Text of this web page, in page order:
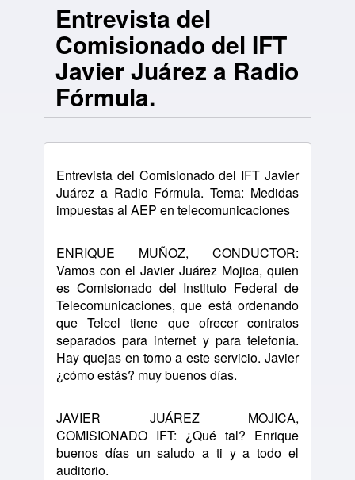
Entrevista del
Comisionado del IFT
Javier Juárez a Radio
Fórmula.
Entrevista del Comisionado del IFT Javier
Juárez a Radio Fórmula. Tema: Medidas
impuestas al AEP en telecomunicaciones
ENRIQUE MUÑOZ, CONDUCTOR:
Vamos con el Javier Juárez Mojica, quien
es Comisionado del Instituto Federal de
Telecomunicaciones, que está ordenando
que Telcel tiene que ofrecer contratos
separados para internet y para telefonía.
Hay quejas en torno a este servicio. Javier
¿cómo estás? muy buenos días.
JAVIER JUÁREZ MOJICA,
COMISIONADO IFT: ¿Qué tal? Enrique
buenos días un saludo a ti y a todo el
auditorio.